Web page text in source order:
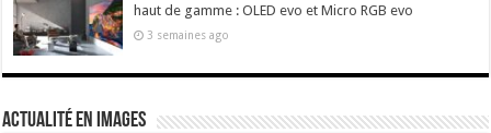
haut de gamme : OLED evo et Micro RGB evo
3 semaines ago
actualité en images